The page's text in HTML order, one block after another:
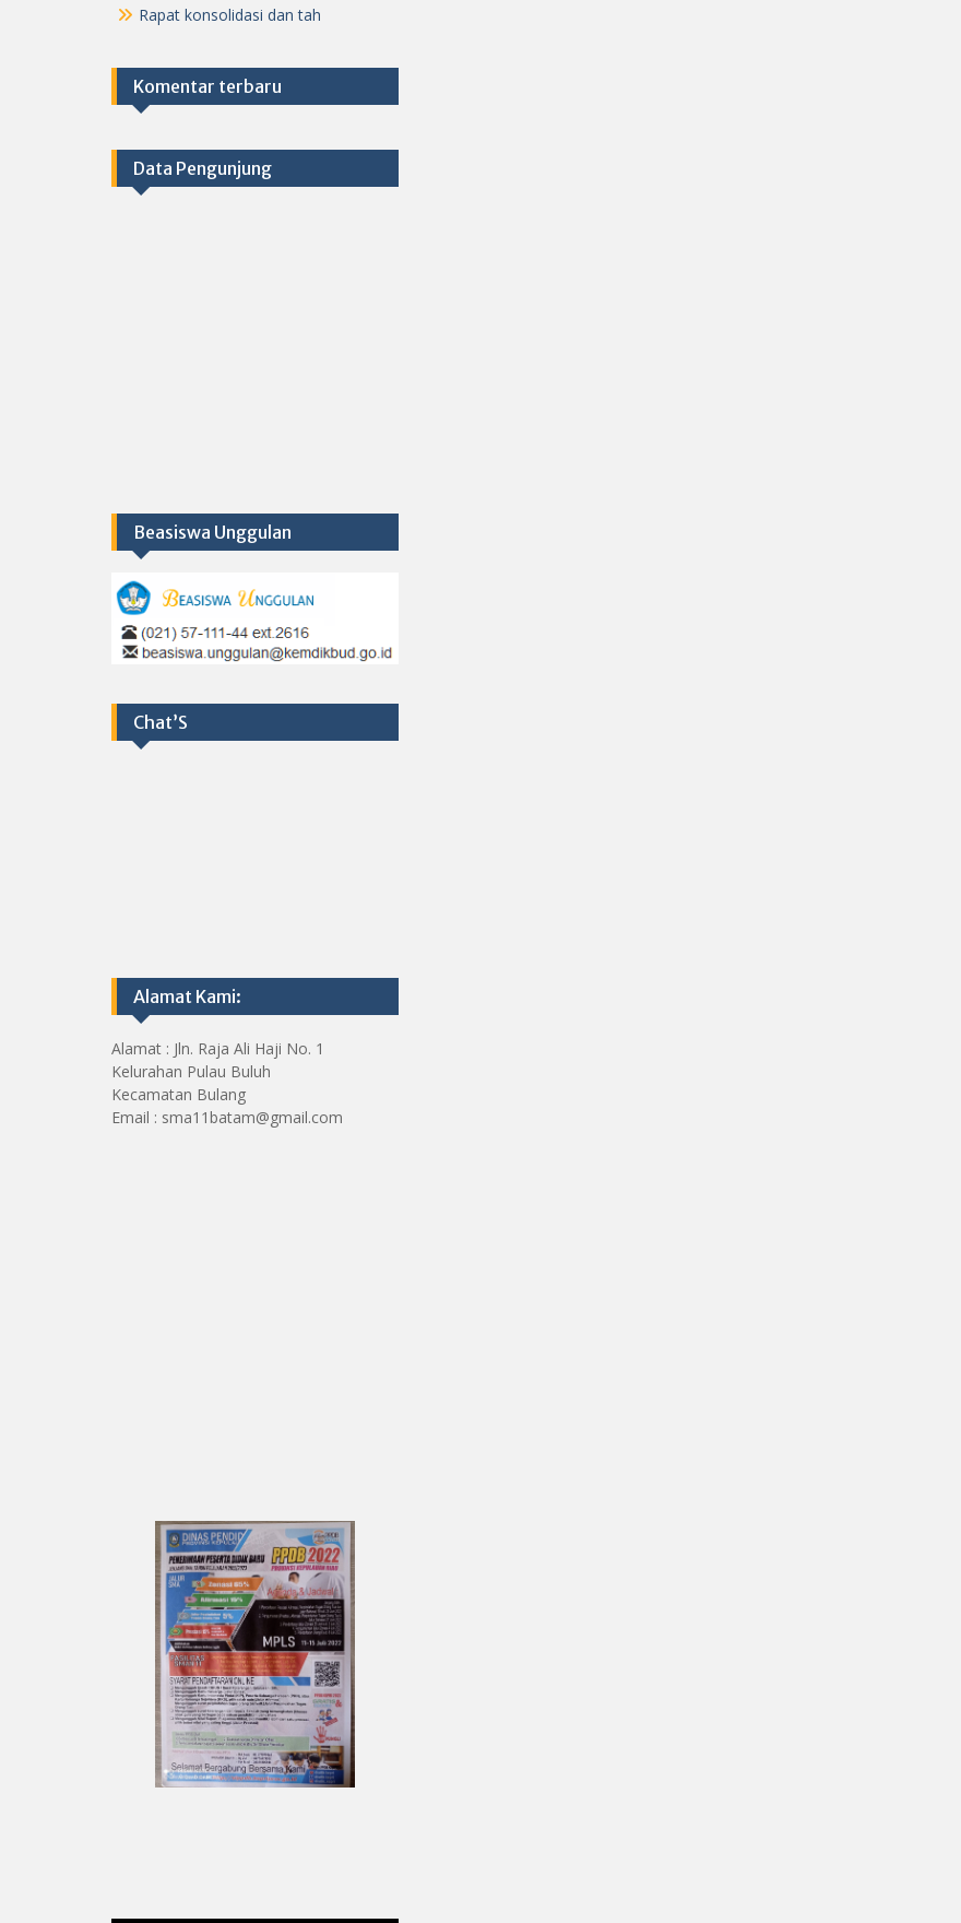
Rapat konsolidasi dan tah
Komentar terbaru
Data Pengunjung
Beasiswa Unggulan
Chat’S
Alamat Kami:
Alamat : Jln. Raja Ali Haji No. 1
Kelurahan Pulau Buluh
Kecamatan Bulang
Email : sma11batam@gmail.com